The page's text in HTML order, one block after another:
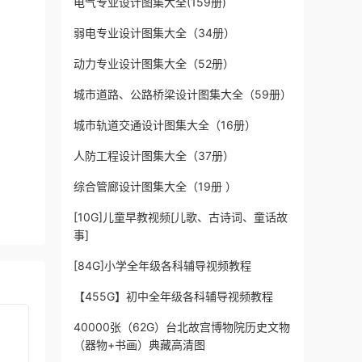
弱电专业设计图集大全（34册）
动力专业设计图集大全（52册）
城市道路、公路桥梁设计图集大全（59册）
城市轨道交通设计图集大全（16册）
人防工程设计图集大全（37册）
综合管廊设计图集大全（19册 ）
[10G]儿童早教视频[儿歌、古诗词、童话故
事]
[84G]小学全年级各科辅导视频教程
【455G】初中全年级各科辅导视频教程
40000张（62G）台北故宫博物院历史文物
（器物+书画）典藏高清图